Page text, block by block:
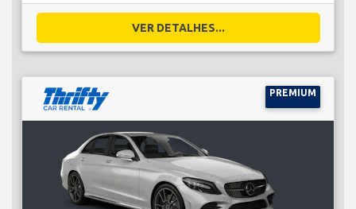
VER DETALHES...
PREMIUM